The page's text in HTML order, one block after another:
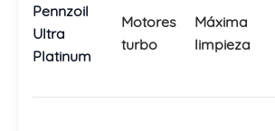
Pennzoil
Ultra
Platinum
Motores
turbo
Máxima
limpieza